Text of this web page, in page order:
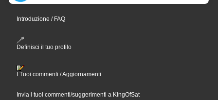
Introduzione / FAQ
Definisci il tuo profilo
I Tuoi commenti / Aggiornamenti
Invia i tuoi commenti/suggerimenti a KingOfSat